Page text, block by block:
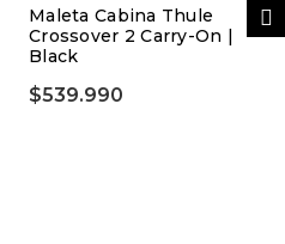
Maleta Cabina Thule
Crossover 2 Carry-On |
Black
$539.990